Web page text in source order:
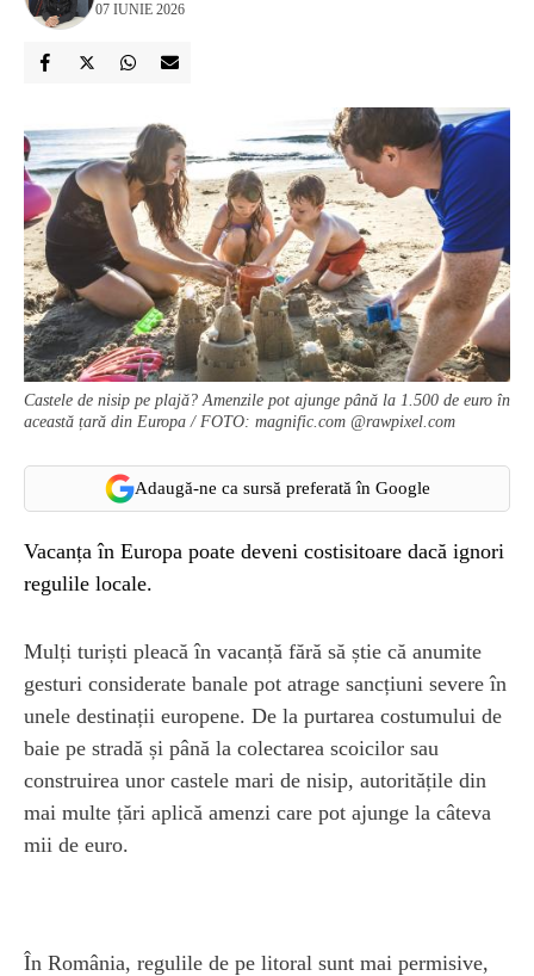
07 IUNIE 2026
Castele de nisip pe plajă? Amenzile pot ajunge până la 1.500 de euro în
această țară din Europa / FOTO: magnific.com @rawpixel.com
Adaugă-ne ca sursă preferată în Google
Vacanța în Europa poate deveni costisitoare dacă ignori
regulile locale.
Mulți turiști pleacă în vacanță fără să știe că anumite
gesturi considerate banale pot atrage sancțiuni severe în
unele destinații europene. De la purtarea costumului de
baie pe stradă și până la colectarea scoicilor sau
construirea unor castele mari de nisip, autoritățile din
mai multe țări aplică amenzi care pot ajunge la câteva
mii de euro.
În România, regulile de pe litoral sunt mai permisive,